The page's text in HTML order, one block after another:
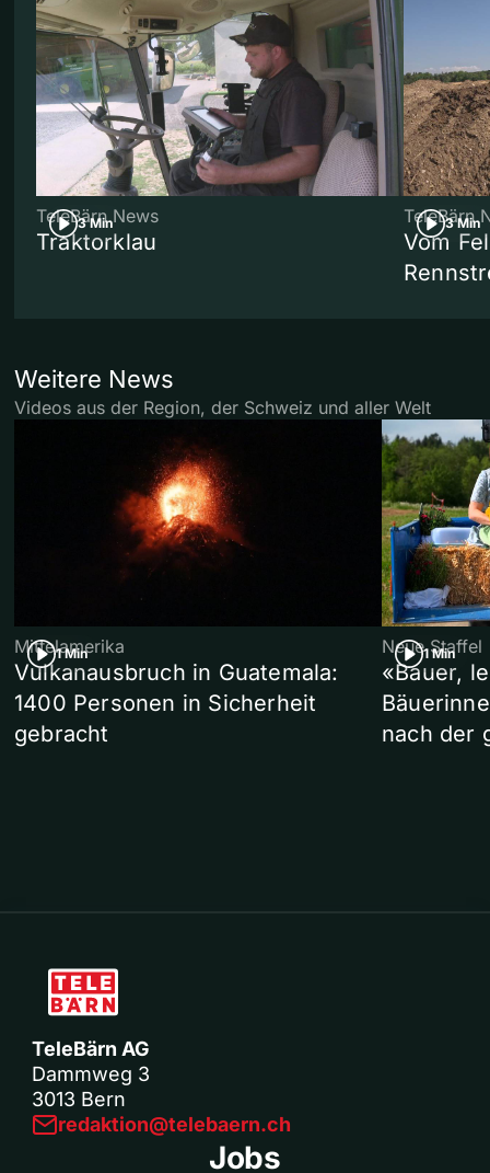
3 Min
TeleBärn News
Traktorklau
3 Min
TeleBärn
Vom
Weitere News
Videos aus der Region, der Schweiz und aller Welt
1 Min
Mittelamerika
Vulkanausbruch in Guatemala:
1400 Personen in Sicherheit
gebracht
1 Min
Neue Staffel
«Bauer,
nach der
TeleBärn AG
Dammweg 3
3013 Bern
redaktion@telebaern.ch
Jobs